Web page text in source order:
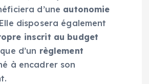
d’une autonomie
disposera également
inscrit au budget
d’un règlement
à encadrer son